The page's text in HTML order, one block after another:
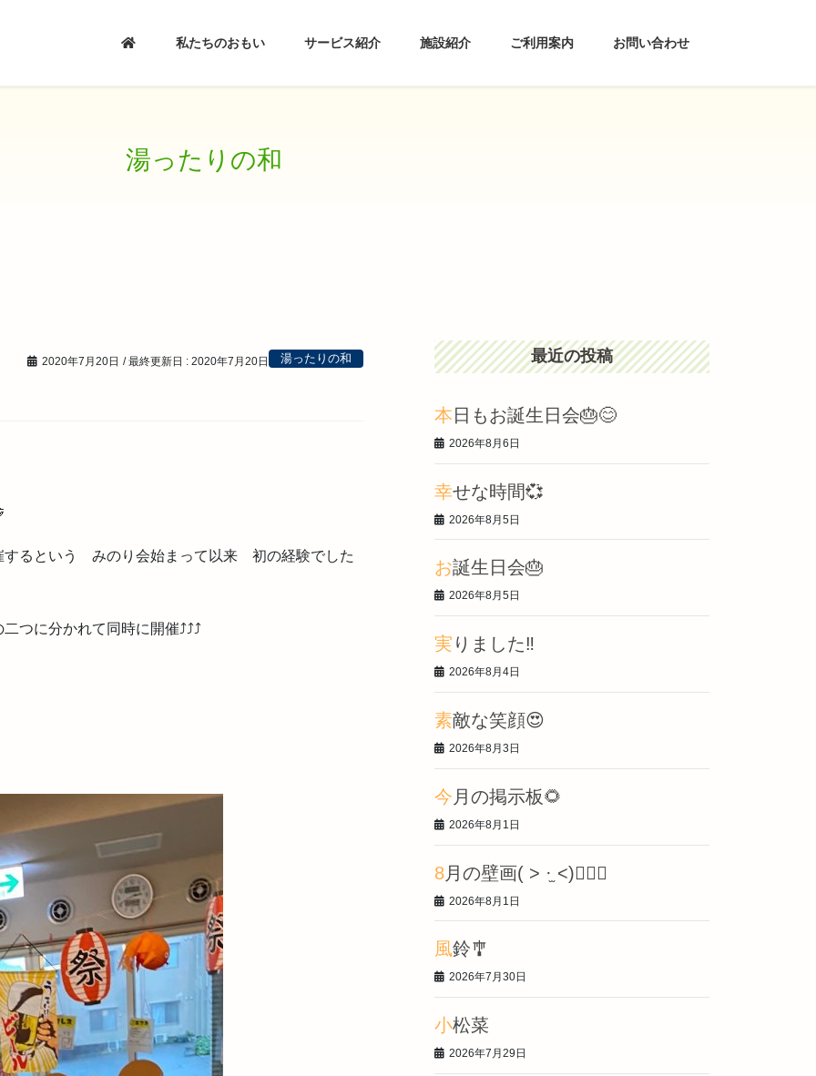
私たちのおもい サービス紹介 施設紹介 ご利用案内 お問い合わせ
湯ったりの和
2020年7月20日 / 最終更新日 :2020年7月20日 湯ったりの和
するという みのり会始まって以来 初の経験でした
つに分かれて同時に開催⤴️⤴️⤴️
最近の投稿
本日もお誕生日会🎂😊
2026年8月6日
幸せな時間💞
2026年8月5日
お誕生日会🎂
2026年8月5日
実りました‼️
2026年8月4日
素敵な笑顔😍
2026年8月3日
今月の掲示板🌻
2026年8月1日
8月の壁画‎( > ·̫ <)👍🏻🌟
2026年8月1日
風鈴🎐
2026年7月30日
小松菜
2026年7月29日